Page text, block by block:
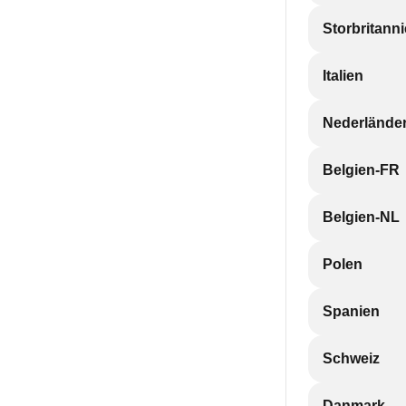
Italien
Belgien-FR
Belgien-NL
Polen
Spanien
Schweiz